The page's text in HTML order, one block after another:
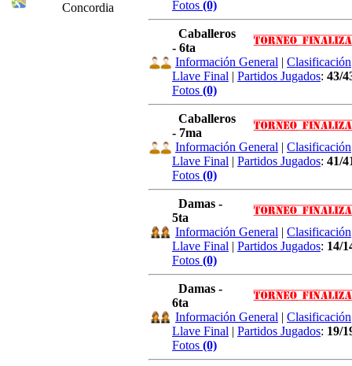
Concordia
Fotos (0)
Caballeros
- 6ta
Información General | Clasificación
Llave Final | Partidos Jugados: 43/
Fotos (0)
Caballeros
- 7ma
Información General | Clasificación
Llave Final | Partidos Jugados: 41/
Fotos (0)
Damas -
5ta
Información General | Clasificación
Llave Final | Partidos Jugados: 14/
Fotos (0)
Damas -
6ta
Información General | Clasificación
Llave Final | Partidos Jugados: 19/
Fotos (0)